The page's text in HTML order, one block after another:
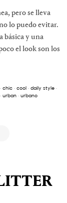
pero se lleva
lo puedo evitar.
básica y una
el look son los
chic· cool· daily style·
urban· urbano